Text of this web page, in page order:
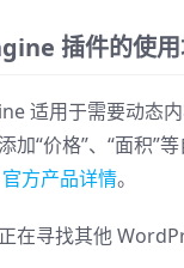
插件的使
适用于需要动态
加“价格”、“面积”
官方产品详情。
在寻找其他